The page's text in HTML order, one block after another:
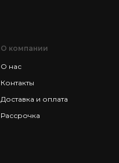
О компании
О нас
Контакты
Доставка и оплата
Рассрочка